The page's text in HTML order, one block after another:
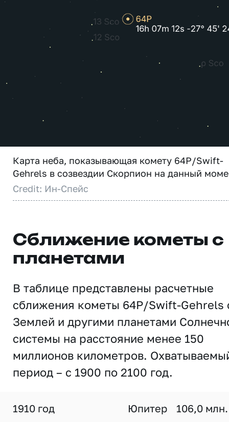
Карта неба, показывающая комету 64P/Swift-
Gehrels в созвездии Скорпион на данный
Credit: Ин-Спейс
Сближение кометы с
планетами
В таблице представлены расчетные
сближения кометы 64P/Swift-Gehrels
Землей и другими планетами
системы на расстояние менее 150
миллионов километров.
период – с 1900 по 2100 год.
1910 год Юпитер 106,0